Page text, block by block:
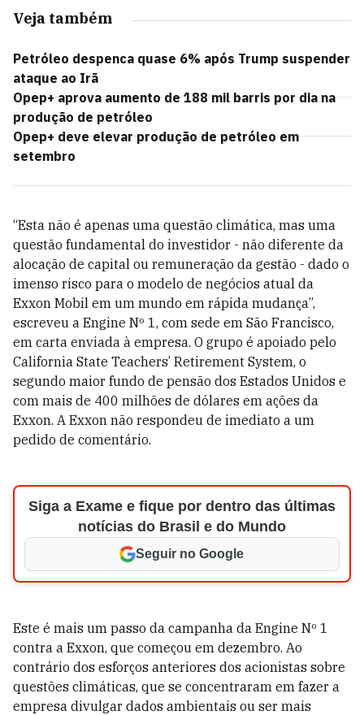
Veja também
Petróleo despenca quase 6% após Trump suspender
ataque ao Irã
Opep+ aprova aumento de 188 mil barris por dia na
produção de petróleo
Opep+ deve elevar produção de petróleo em
setembro
“Esta não é apenas uma questão climática, mas uma
questão fundamental do investidor - não diferente da
alocação de capital ou remuneração da gestão - dado o
imenso risco para o modelo de negócios atual da
Exxon Mobil em um mundo em rápida mudança”,
escreveu a Engine Nº 1, com sede em São Francisco,
em carta enviada à empresa. O grupo é apoiado pelo
California State Teachers’ Retirement System, o
segundo maior fundo de pensão dos Estados Unidos e
com mais de 400 milhões de dólares em ações da
Exxon. A Exxon não respondeu de imediato a um
pedido de comentário.
Siga a Exame e fique por dentro das últimas
notícias do Brasil e do Mundo
Seguir no Google
Este é mais um passo da campanha da Engine Nº 1
contra a Exxon, que começou em dezembro. Ao
contrário dos esforços anteriores dos acionistas sobre
questões climáticas, que se concentraram em fazer a
empresa divulgar dados ambientais ou ser mais